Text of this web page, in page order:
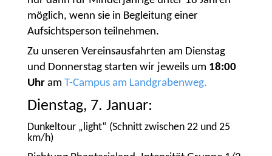
möglich, wenn sie in Begleitung einer
Aufsichtsperson teilnehmen.
Zu unseren Vereinsausfahrten am Dienstag
und Donnerstag starten wir jeweils um 18:00
Uhram T-Campus am Landgrabenweg.
Dienstag, 7. Januar:
Dunkeltour „light“ (Schnitt zwischen 22 und 25
km/h)